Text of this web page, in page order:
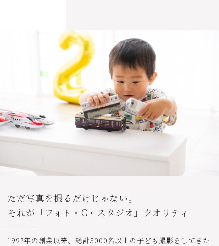
ただ写真を撮るだけじゃない。
それが「フォト・C・スタジオ」クオリティ
1997年の創業以来、総計5000名以上の子ども撮影をしてきた